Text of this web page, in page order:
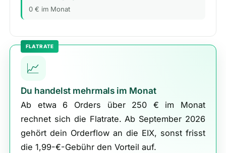
0 € im Monat
FLATRATE
📈
Du handelst mehrmals im Monat
Ab etwa 6 Orders über 250 € im Monat
rechnet sich die Flatrate. Ab September 2026
gehört dein Orderflow an die EIX, sonst frisst
die 1,99-€-Gebühr den Vorteil auf.